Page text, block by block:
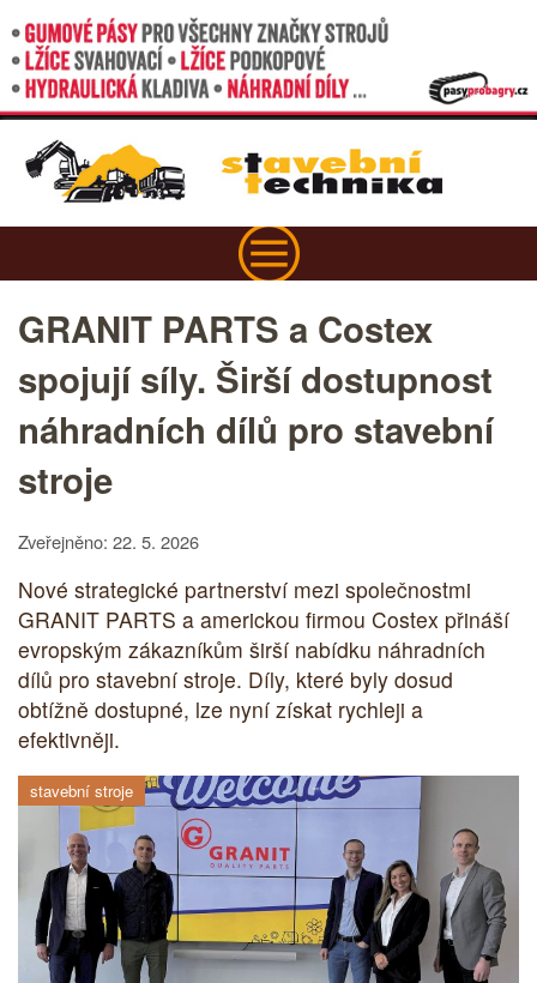
GRANIT PARTS a Costex
spojují síly. Širší dostupnost
náhradních dílů pro stavební
stroje
Zveřejněno: 22. 5. 2026
Nové strategické partnerství mezi společnostmi
GRANIT PARTS a americkou firmou Costex přináší
evropským zákazníkům širší nabídku náhradních
dílů pro stavební stroje. Díly, které byly dosud
obtížně dostupné, lze nyní získat rychleji a
efektivněji.
stavební stroje